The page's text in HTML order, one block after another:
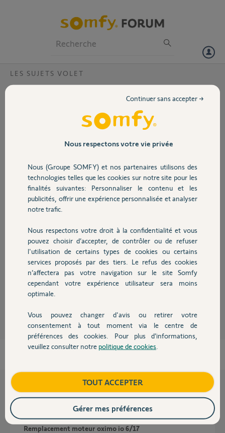
Volet
Sécurité
Domotique
Chauffage
Autres produits
Devis avec un pro
Contact
LES SUJETS VOLET
date de fabrication moteur
bonjour je voudrais savoir comment je verifie la date de fabrication de
mon moteur de volet roulant etiquette?? gravure??? sur le moteur
il y a plus de 12 ans
Participer au fil de discussion
Bonjour,
La date de fabrication est sérigraphié sur le corps bleu du moteur. Il faut
donc sortir le moteur du tube d'enroulement.
John Snow
Questions liées
Remplacement moteur oximo io 6/17
Nous respectons votre vie privée
Nous (Groupe SOMFY) et nos partenaires utilisons des
technologies telles que les cookies sur notre site pour les
finalités suivantes: Personnaliser le contenu et les
publicités, offrir une expérience personnalisée et analyser
notre trafic.
Nous respectons votre droit à la confidentialité et vous
pouvez choisir d’accepter, de contrôler ou de refuser
l'utilisation de certains types de cookies ou certains
services proposés par des tiers. Le refus des cookies
n’affectera pas votre navigation sur le site Somfy
cependant votre expérience utilisateur sera moins
optimale.
Vous pouvez changer d'avis ou retirer votre
consentement à tout moment via le centre de
préférences des cookies. Pour plus d’informations,
veuillez consulter notre politique de cookies
Continuer sans accepter →
TOUT ACCEPTER
Gérer mes préférences